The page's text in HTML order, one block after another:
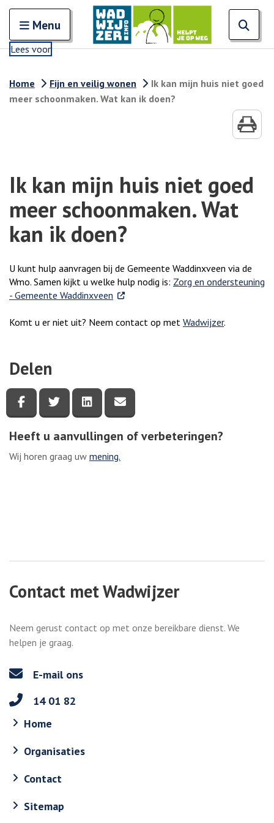
Open en sluit het
Menu
Lees voor
Home Fijn en veilig wonen
Ik kan mijn huis niet goed
meer schoonmaken. Wat kan ik doen?
Ik kan mijn huis niet goed
meer schoonmaken. Wat
kan ik doen?
U kunt hulp aanvragen bij de Gemeente Waddinxveen via de
Wmo. Samen kijkt u welke hulp nodig is: Zorg en ondersteuning
- Gemeente Waddinxveen . Externe link
Komt u er niet uit? Neem contact op met Wadwijzer.
Delen
Deel deze pagina via Facebook
Deel deze pagina via Twitter
Deel deze pagina via LinkedIn
Heeft u aanvullingen of verbeteringen?
Wij horen graag uw mening.
Contact met Wadwijzer
Neem gerust contact op met onze bereikbare dienst. We
helpen je graag.
E-mail ons
14 01 82
Home
Organisaties
Contact
Sitemap